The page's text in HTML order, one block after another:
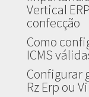
Vertical
confecção
Como
ICMS
Configurar
Rz Erp ou